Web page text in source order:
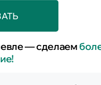
— сделаем